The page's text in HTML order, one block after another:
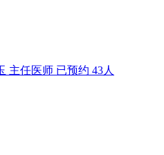
主任医师 已预约 43人